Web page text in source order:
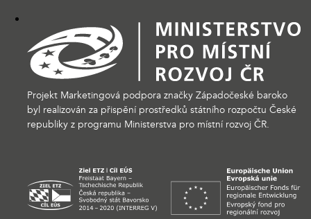
Projekt Marketingová podpora značky Západočeské baroko
byl realizován za přispění prostředků státního rozpočtu České
republiky z programu Ministerstva pro místní rozvoj ČR.